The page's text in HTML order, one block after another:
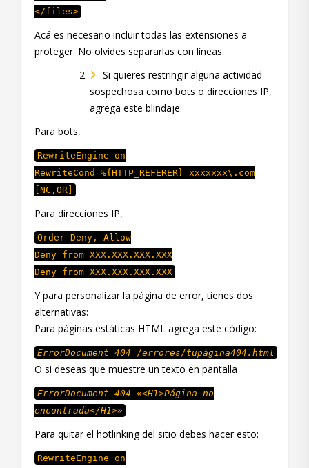
</files>
Acá es necesario incluir todas las extensiones a
proteger. No olvides separarlas con líneas.
Si quieres restringir alguna actividad
sospechosa como bots o direcciones IP,
agrega este blindaje:
Para bots,
RewriteEngine on
RewriteCond %{HTTP_REFERER} xxxxxxx\.com
[NC,OR]
Para direcciones IP,
Order Deny, Allow
Deny from XXX.XXX.XXX.XXX
Deny from XXX.XXX.XXX.XXX
Y para personalizar la página de error, tienes dos
alternativas:
Para páginas estáticas HTML agrega este código:
ErrorDocument 404 /errores/tupágina404.html
O si deseas que muestre un texto en pantalla
ErrorDocument 404 «<H1>Página no
encontrada</H1>»
Para quitar el hotlinking del sitio debes hacer esto:
RewriteEngine on